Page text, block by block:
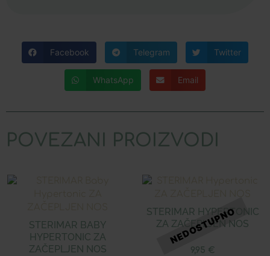
Facebook Telegram Twitter
WhatsApp Email
POVEZANI PROIZVODI
STERIMAR BABY
HYPERTONIC ZA
ZAČEPLJEN NOS
STERIMAR HYPERTONIC
ZA ZAČEPLJEN NOS
9,95 €